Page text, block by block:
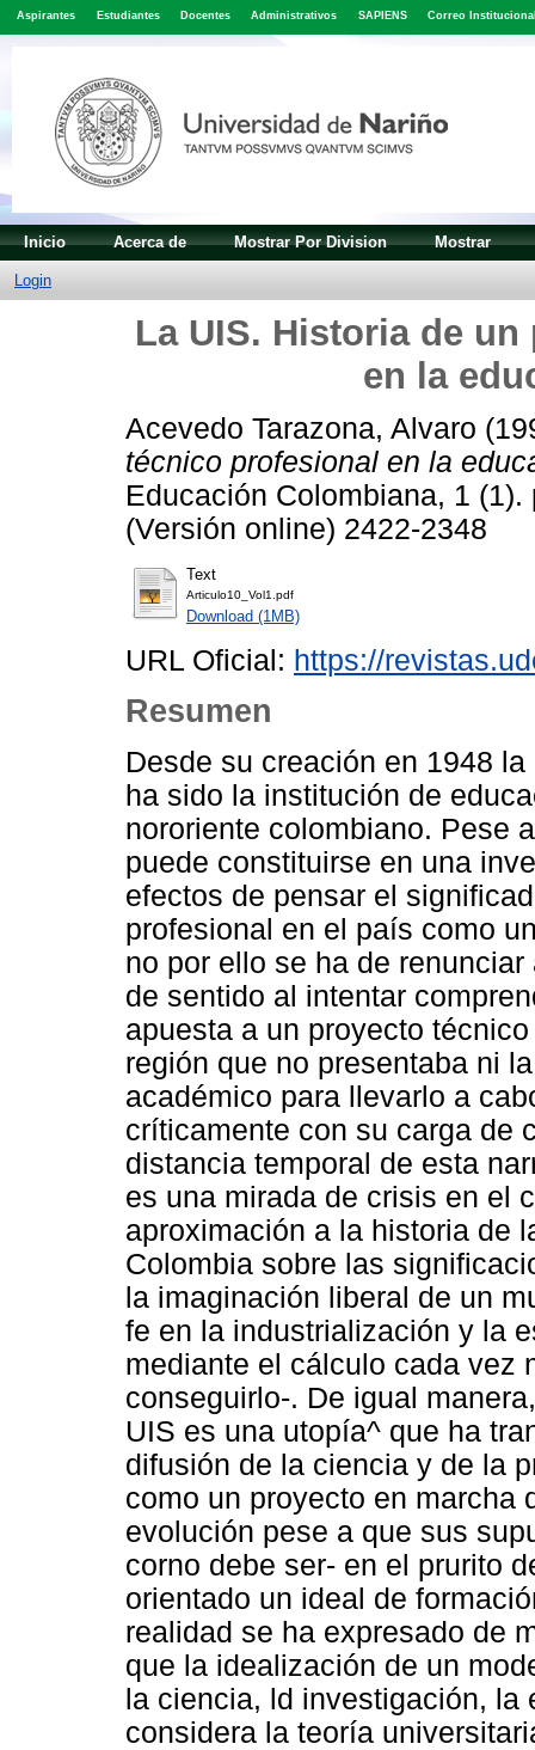
Aspirantes Estudiantes Docentes Administrativos SAPIENS Correo
Inicio Acerca de Mostrar Por Division Mostrar
Login
La UIS. Historia de
en la
Acevedo Tarazona, Alvaro
técnico profesional en la
Educación Colombiana, 1
(Versión online) 2422-2348
Text
Articulo10_Vol1.pdf
Download (1MB)
URL Oficial: https://
Resumen
Desde su creación en 1948
ha sido la institución de
nororiente colombiano. Pese
puede constituirse en una
efectos de pensar el
profesional en el país como
no por ello se ha de
de sentido al intentar
apuesta a un proyecto
región que no presentaba ni
académico para llevarlo a
críticamente con su carga de
distancia temporal de esta
es una mirada de crisis en el
aproximación a la historia de
Colombia sobre las
la imaginación liberal de un
fe en la industrialización y la
mediante el cálculo cada vez
conseguirlo-. De igual
UIS es una utopía^ que ha
difusión de la ciencia y de la
como un proyecto en marcha
evolución pese a que sus
corno debe ser- en el prurito
orientado un ideal de
realidad se ha expresado de
que la idealización de un
la ciencia, ld investigación, la
considera la teoría